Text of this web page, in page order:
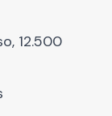
12.500